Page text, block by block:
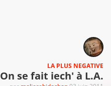
LA PLUS NEGATIVE
On se fait iech' à L.A.